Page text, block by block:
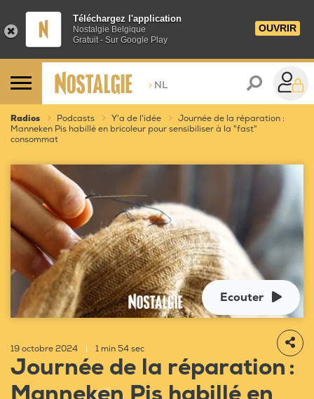
Téléchargez l'application
Nostalgie Belgique
Gratuit - Sur Google Play
OUVRIR
> NL
Radios Podcasts Y'a de l'idée
Journée de la réparation :
Manneken Pis habillé en bricoleur pour sensibiliser à la "fast"
consommat
Ecouter
19 octobre 2024 1 min 54 sec
Journée de la réparation :